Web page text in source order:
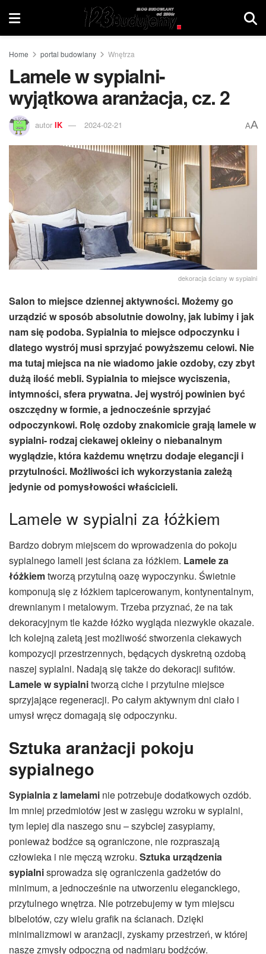
Home portal budowlany Wnętrza
Lamele w sypialni-
wyjątkowa aranżacja, cz. 2
autor IK 2024-02-21 AA
dekoracja ściany w sypialni
Salon to miejsce dziennej aktywności. Możemy go
urządzić w sposób absolutnie dowolny, jak lubimy i jak
nam się podoba. Sypialnia to miejsce odpoczynku i
dlatego wystrój musi sprzyjać powyższemu celowi. Nie
ma tutaj miejsca na nie wiadomo jakie ozdoby, czy zbyt
dużą ilość mebli. Sypialnia to miejsce wyciszenia,
intymności, sfera prywatna. Jej wystrój powinien być
oszczędny w formie, a jednocześnie sprzyjać
odpoczynkowi. Rolę ozdoby znakomicie grają lamele w
sypialni- rodzaj ciekawej okleiny o niebanalnym
wyglądzie, która każdemu wnętrzu dodaje elegancji i
przytulności. Możliwości ich wykorzystania zależą
jedynie od pomysłowości właścicieli.
Lamele w sypialni za łóżkiem
Bardzo dobrym miejscem do wprowadzenia do pokoju
sypialnego lameli jest ściana za łóżkiem. Lamele za
łóżkiemtworzą przytulną oazę wypoczynku. Świetnie
komponują się z łóżkiem tapicerowanym, kontynentalnym,
drewnianym i metalowym. Trzeba przyznać, że na tak
dekoracyjnym tle każde łóżko wygląda niezwykle okazale.
Ich kolejną zaletą jest możliwość stworzenia ciekawych
kompozycji przestrzennych, będących dyskretną ozdobą
naszej sypialni. Nadają się także do dekoracji sufitów.
Lamele w sypialnitworzą ciche i przytulne miejsce
sprzyjające regeneracji. Po całym aktywnym dni ciało i
umysł wręcz domagają się odpoczynku.
Sztuka aranżacji pokoju
sypialnego
Sypialnia z lamelami nie potrzebuje dodatkowych ozdób.
Im mniej przedmiotów jest w zasięgu wzroku w sypialni,
tym lepiej dla naszego snu – szybciej zasypiamy,
ponieważ bodźce są ograniczone, nie rozpraszają
człowieka i nie męczą wzroku. Sztuka urządzenia
sypialnisprowadza się ograniczenia gadżetów do
minimum, a jednocześnie na utworzeniu eleganckiego,
przytulnego wnętrza. Nie potrzebujemy w tym miejscu
bibelotów, czy wielu grafik na ścianach. Dzięki
minimalizmowi w aranżacji, zyskamy przestrzeń, w której
nasze zmysły odpoczną od nadmiaru bodźców.